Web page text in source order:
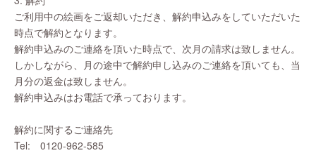
ご利用中の絵画をご返却いただき、解約申込みをしていただいた
時点で解約となります。
解約申込みのご連絡を頂いた時点で、次月の請求は致しません。
しかしながら、月の途中で解約申し込みのご連絡を頂いても、当
月分の返金は致しません。
解約申込みはお電話で承っております。
解約に関するご連絡先
Tel: 0120-962-585